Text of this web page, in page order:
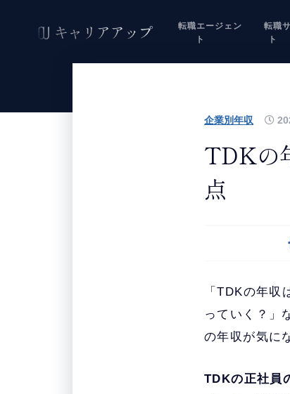
転職エージェン
ト
転職
ト
企業別年収
TDKの
点
「TDKの年
っていく？」
の年収が気に
TDKの正社員